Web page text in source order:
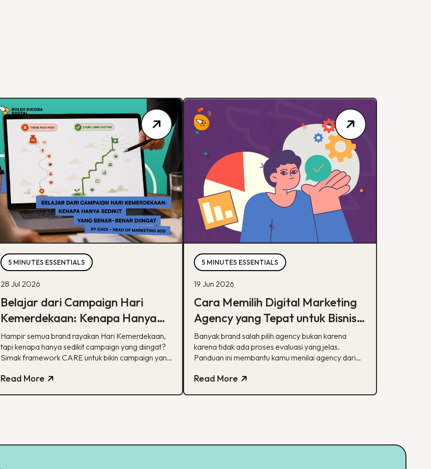
5 MINUTES ESSENTIALS
28 Jul 2026
Belajar dari Campaign Hari
Kemerdekaan: Kenapa Hanya
Sedikit yang Benar-Benar
Diingat?
Hampir semua brand rayakan Hari Kemerdekaan,
tapi kenapa hanya sedikit campaign yang diingat?
Simak framework CARE untuk bikin campaign yang
Read More
5 MINUTES ESSENTIALS
19 Jun 2026
Cara Memilih Digital Marketing
Agency yang Tepat untuk Bisnis
Kamu
Banyak brand salah pilih agency bukan karena
karena tidak ada proses evaluasi yang jelas.
Panduan ini membantu kamu menilai agency dari
pelaporan.
Read More